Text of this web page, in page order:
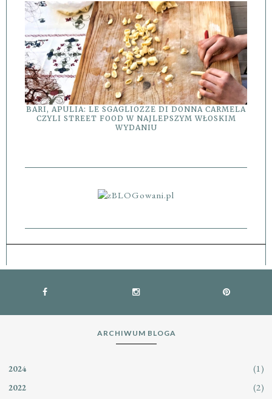
BARI, APULIA: LE SGAGLIOZZE DI DONNA CARMELA
CZYLI STREET FOOD W NAJLEPSZYM WŁOSKIM
WYDANIU
ARCHIWUM BLOGA
2024 (1)
2022 (2)